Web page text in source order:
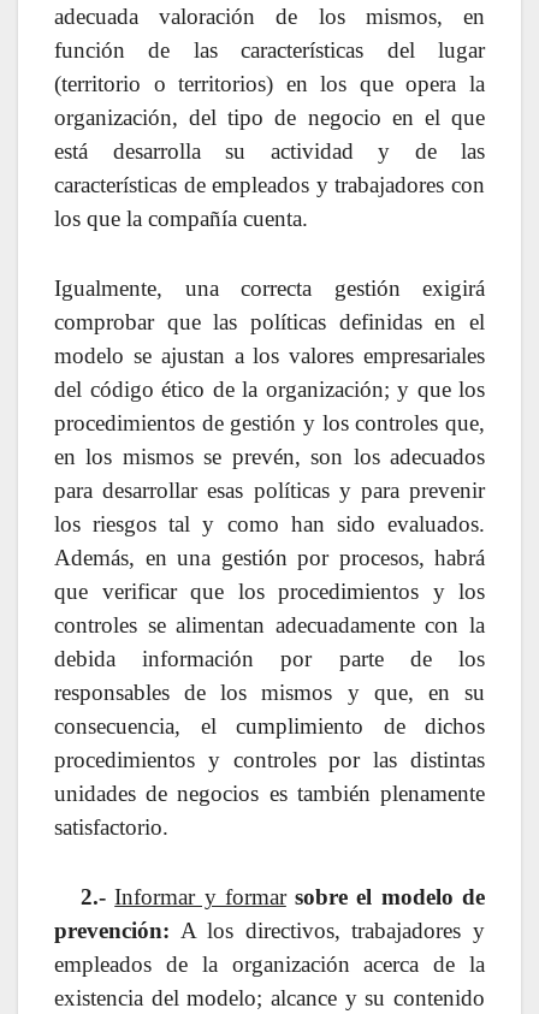
adecuada valoración de los mismos, en
función de las características del lugar
(territorio o territorios) en los que opera la
organización, del tipo de negocio en el que
está desarrolla su actividad y de las
características de empleados y trabajadores con
los que la compañía cuenta.
Igualmente, una correcta gestión exigirá
comprobar que las políticas definidas en el
modelo se ajustan a los valores empresariales
del código ético de la organización; y que los
procedimientos de gestión y los controles que,
en los mismos se prevén, son los adecuados
para desarrollar esas políticas y para prevenir
los riesgos tal y como han sido evaluados.
Además, en una gestión por procesos, habrá
que verificar que los procedimientos y los
controles se alimentan adecuadamente con la
debida información por parte de los
responsables de los mismos y que, en su
consecuencia, el cumplimiento de dichos
procedimientos y controles por las distintas
unidades de negocios es también plenamente
satisfactorio.
2.-Informar y formar sobre el modelo de
prevención: A los directivos, trabajadores y
empleados de la organización acerca de la
existencia del modelo; alcance y su contenido